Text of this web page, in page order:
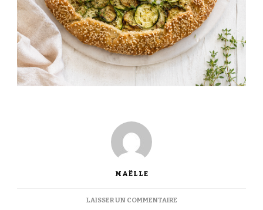
MAËLLE
LAISSER UN COMMENTAIRESUR